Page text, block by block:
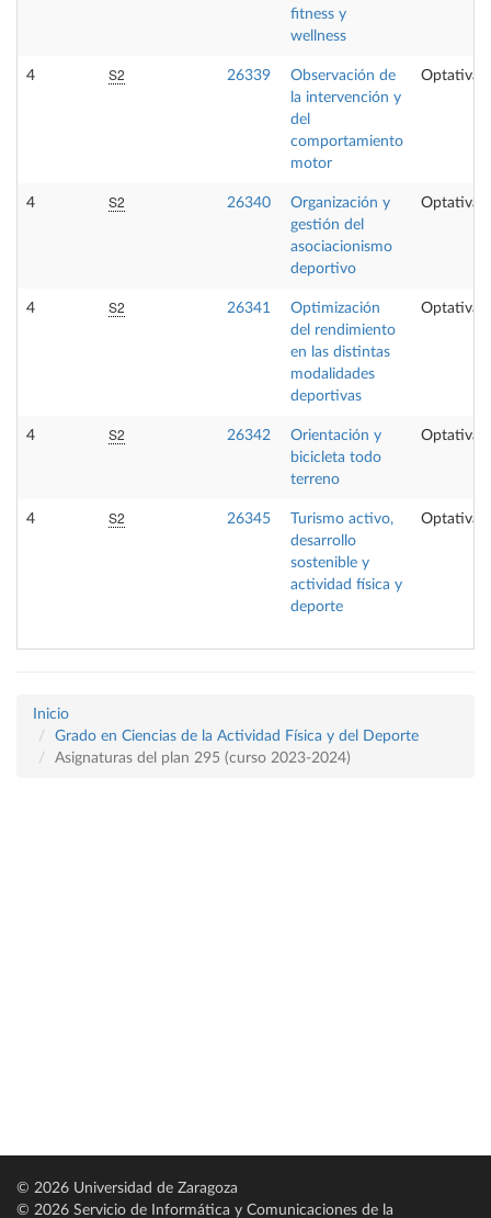
fitness y
wellness
4 S2 26339
Observación de
la intervención y
del
comportamiento
motor
Optativa
4 S2 26340
Organización y
gestión del
asociacionismo
deportivo
Optativa
4 S2 26341
Optimización
del rendimiento
en las distintas
modalidades
deportivas
Optativa
4 S2 26342
Orientación y
bicicleta todo
terreno
Optativa
4 S2 26345
Turismo activo,
desarrollo
sostenible y
actividad física y
deporte
Optativa
Inicio
Grado en Ciencias de la Actividad Física y del Deporte
Asignaturas del plan 295 (curso 2023-2024)
© 2026 Universidad de Zaragoza
© 2026 Servicio de Informática y Comunicaciones de la